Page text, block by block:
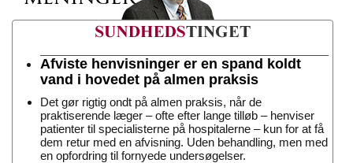
Afviste henvisninger er en spand koldt
vand i hovedet på almen praksis
Det gør rigtig ondt på almen praksis, når de
praktiserende læger – ofte efter lange tilløb – henviser
patienter til specialisterne på hospitalerne – kun for at få
dem retur med en afvisning. Uden behandling, men med
en opfordring til fornyede undersøgelser.